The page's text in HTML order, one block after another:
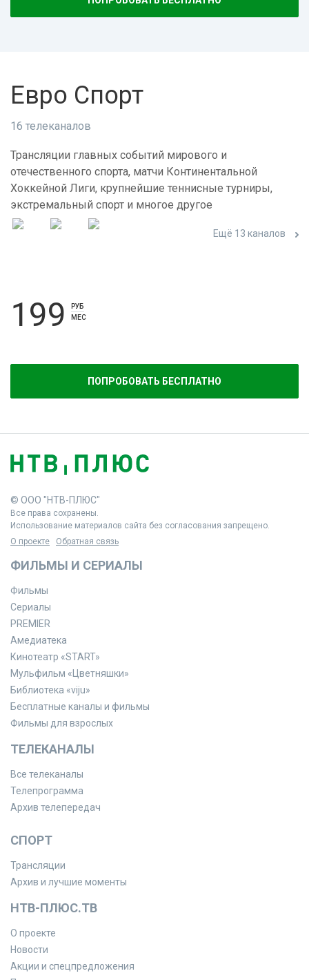
Евро Спорт
16 телеканалов
Трансляции главных событий мирового и
отечественного спорта, матчи Континентальной
Хоккейной Лиги, крупнейшие теннисные турниры,
экстремальный спорт и многое другое
Ещё 13 каналов
199
РУБ
МЕС
ПОПРОБОВАТЬ БЕСПЛАТНО
© ООО "НТВ-ПЛЮС"
Все права сохранены.
Использование материалов сайта без согласования запрещено.
О проекте
Обратная связь
ФИЛЬМЫ И СЕРИАЛЫ
Фильмы
Сериалы
PREMIER
Амедиатека
Кинотеатр «START»
Мульфильм «Цветняшки»
Библиотека «viju»
Бесплатные каналы и фильмы
Фильмы для взрослых
ТЕЛЕКАНАЛЫ
Все телеканалы
Телепрограмма
Архив телепередач
СПОРТ
Трансляции
Архив и лучшие моменты
НТВ-ПЛЮС.ТВ
О проекте
Новости
Акции и спецпредложения